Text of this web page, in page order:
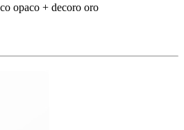
opaco + decoro oro